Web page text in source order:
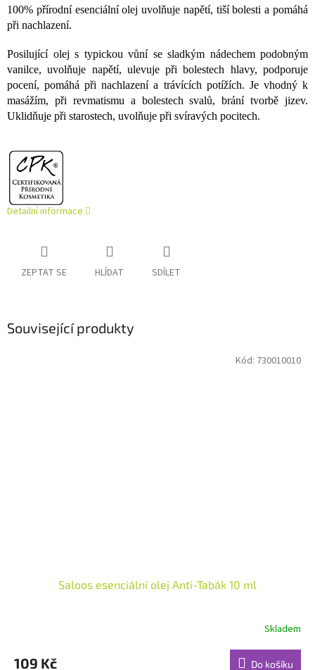
100% přírodní esenciální olej uvolňuje napětí, tiší bolesti a pomáhá
při nachlazení.
Posilující olej s typickou vůní se sladkým nádechem podobným
vanilce, uvolňuje napětí, ulevuje při bolestech hlavy, podporuje
pocení, pomáhá při nachlazení a trávících potížích. Je vhodný k
masážím, při revmatismu a bolestech svalů, brání tvorbě jizev.
Uklidňuje při starostech, uvolňuje při svíravých pocitech.
Detailní informace
ZEPTAT SE HLÍDAT SDÍLET
Související produkty
Saloos esenciální olej Anti-Tabák 10 ml
produktu
Skladem
109 Kč Do košíku
Kód: 730010010